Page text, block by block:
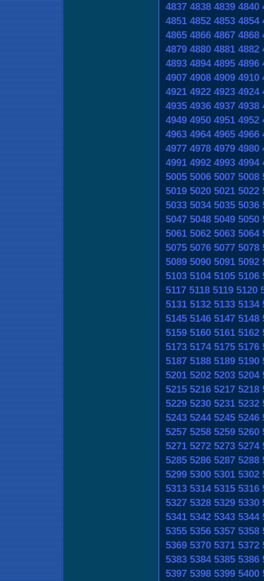
4837 4838 4839 4840
4851 4852 4853 4854
4865 4866 4867 4868
4879 4880 4881 4882
4893 4894 4895 4896
4907 4908 4909 4910
4921 4922 4923 4924
4935 4936 4937 4938
4949 4950 4951 4952
4963 4964 4965 4966
4977 4978 4979 4980
4991 4992 4993 4994
5005 5006 5007 5008
5019 5020 5021 5022
5033 5034 5035 5036
5047 5048 5049 5050
5061 5062 5063 5064
5075 5076 5077 5078
5089 5090 5091 5092
5103 5104 5105 5106
5117 5118 5119 5120
5131 5132 5133 5134
5145 5146 5147 5148
5159 5160 5161 5162
5173 5174 5175 5176
5187 5188 5189 5190
5201 5202 5203 5204
5215 5216 5217 5218
5229 5230 5231 5232
5243 5244 5245 5246
5257 5258 5259 5260
5271 5272 5273 5274
5285 5286 5287 5288
5299 5300 5301 5302
5313 5314 5315 5316
5327 5328 5329 5330
5341 5342 5343 5344
5355 5356 5357 5358
5369 5370 5371 5372
5383 5384 5385 5386
5397 5398 5399 5400